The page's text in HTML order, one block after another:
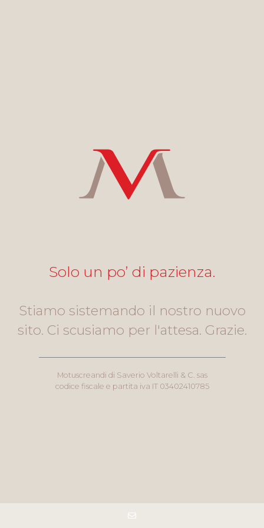
Solo un po’ di pazienza.
Stiamo sistemando il nostro nuovo
sito. Ci scusiamo per l'attesa. Grazie.
Motuscreandi di Saverio Voltarelli & C. sas
codice fiscale e partita iva IT 03402410785